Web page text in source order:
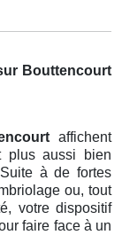
Bouttencourt
affichent
plus aussi bien
à de fortes
ou, tout
votre dispositif
faire face à un